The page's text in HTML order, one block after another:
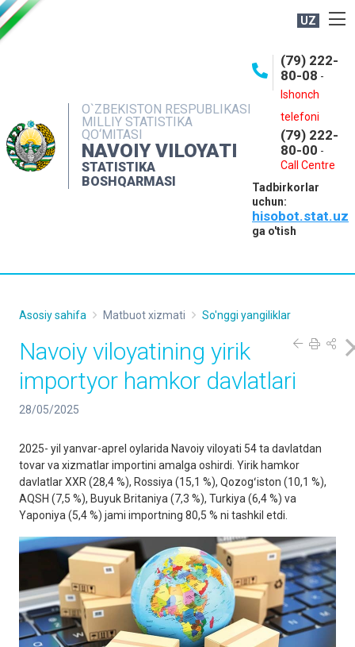
UZ
O`ZBEKISTON RESPUBLIKASI
MILLIY STATISTIKA
QO‘MITASI
NAVOIY VILOYATI
STATISTIKA
BOSHQARMASI
(79) 222-
80-08 -
Ishonch
telefoni
(79) 222-
80-00 -
Call Centre
Tadbirkorlar
uchun:
hisobot.stat.uz
ga o'tish
OCHIQ MA'LUMOTLAR
INTERAKTIV XIZMATLAR
MUROJAATLAR
Asosiy sahifa Matbuot xizmati So'nggi yangiliklar
Navoiy viloyatining yirik
importyor hamkor davlatlari
28/05/2025
2025- yil yanvar-aprel oylarida Navoiy viloyati 54 ta davlatdan
tovar va xizmatlar importini amalga oshirdi. Yirik hamkor
davlatlar XXR (28,4 %), Rossiya (15,1 %), Qozogʻiston (10,1 %),
AQSH (7,5 %), Buyuk Britaniya (7,3 %), Turkiya (6,4 %) va
Yaponiya (5,4 %) jami importning 80,5 % ni tashkil etdi.